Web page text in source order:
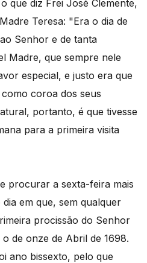
que diz Frei José Clemente,
Teresa: "Era o dia de
Senhor e de tanta
Madre, que sempre nele
especial, e justo era que
coroa dos seus
portanto, é que tivesse
para a primeira visita
a sexta-feira mais
em que, sem qualquer
procissão do Senhor
de onze de Abril de 1698.
ano bissexto, pelo que